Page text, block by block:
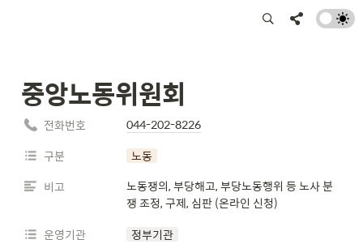
중앙노동위원회
전화번호
044-202-8226
구분
노동
비고
노동쟁의, 부당해고, 부당노동행위 등 노사 분
쟁 조정, 구제, 심판 (온라인 신청)
운영기관
정부기관